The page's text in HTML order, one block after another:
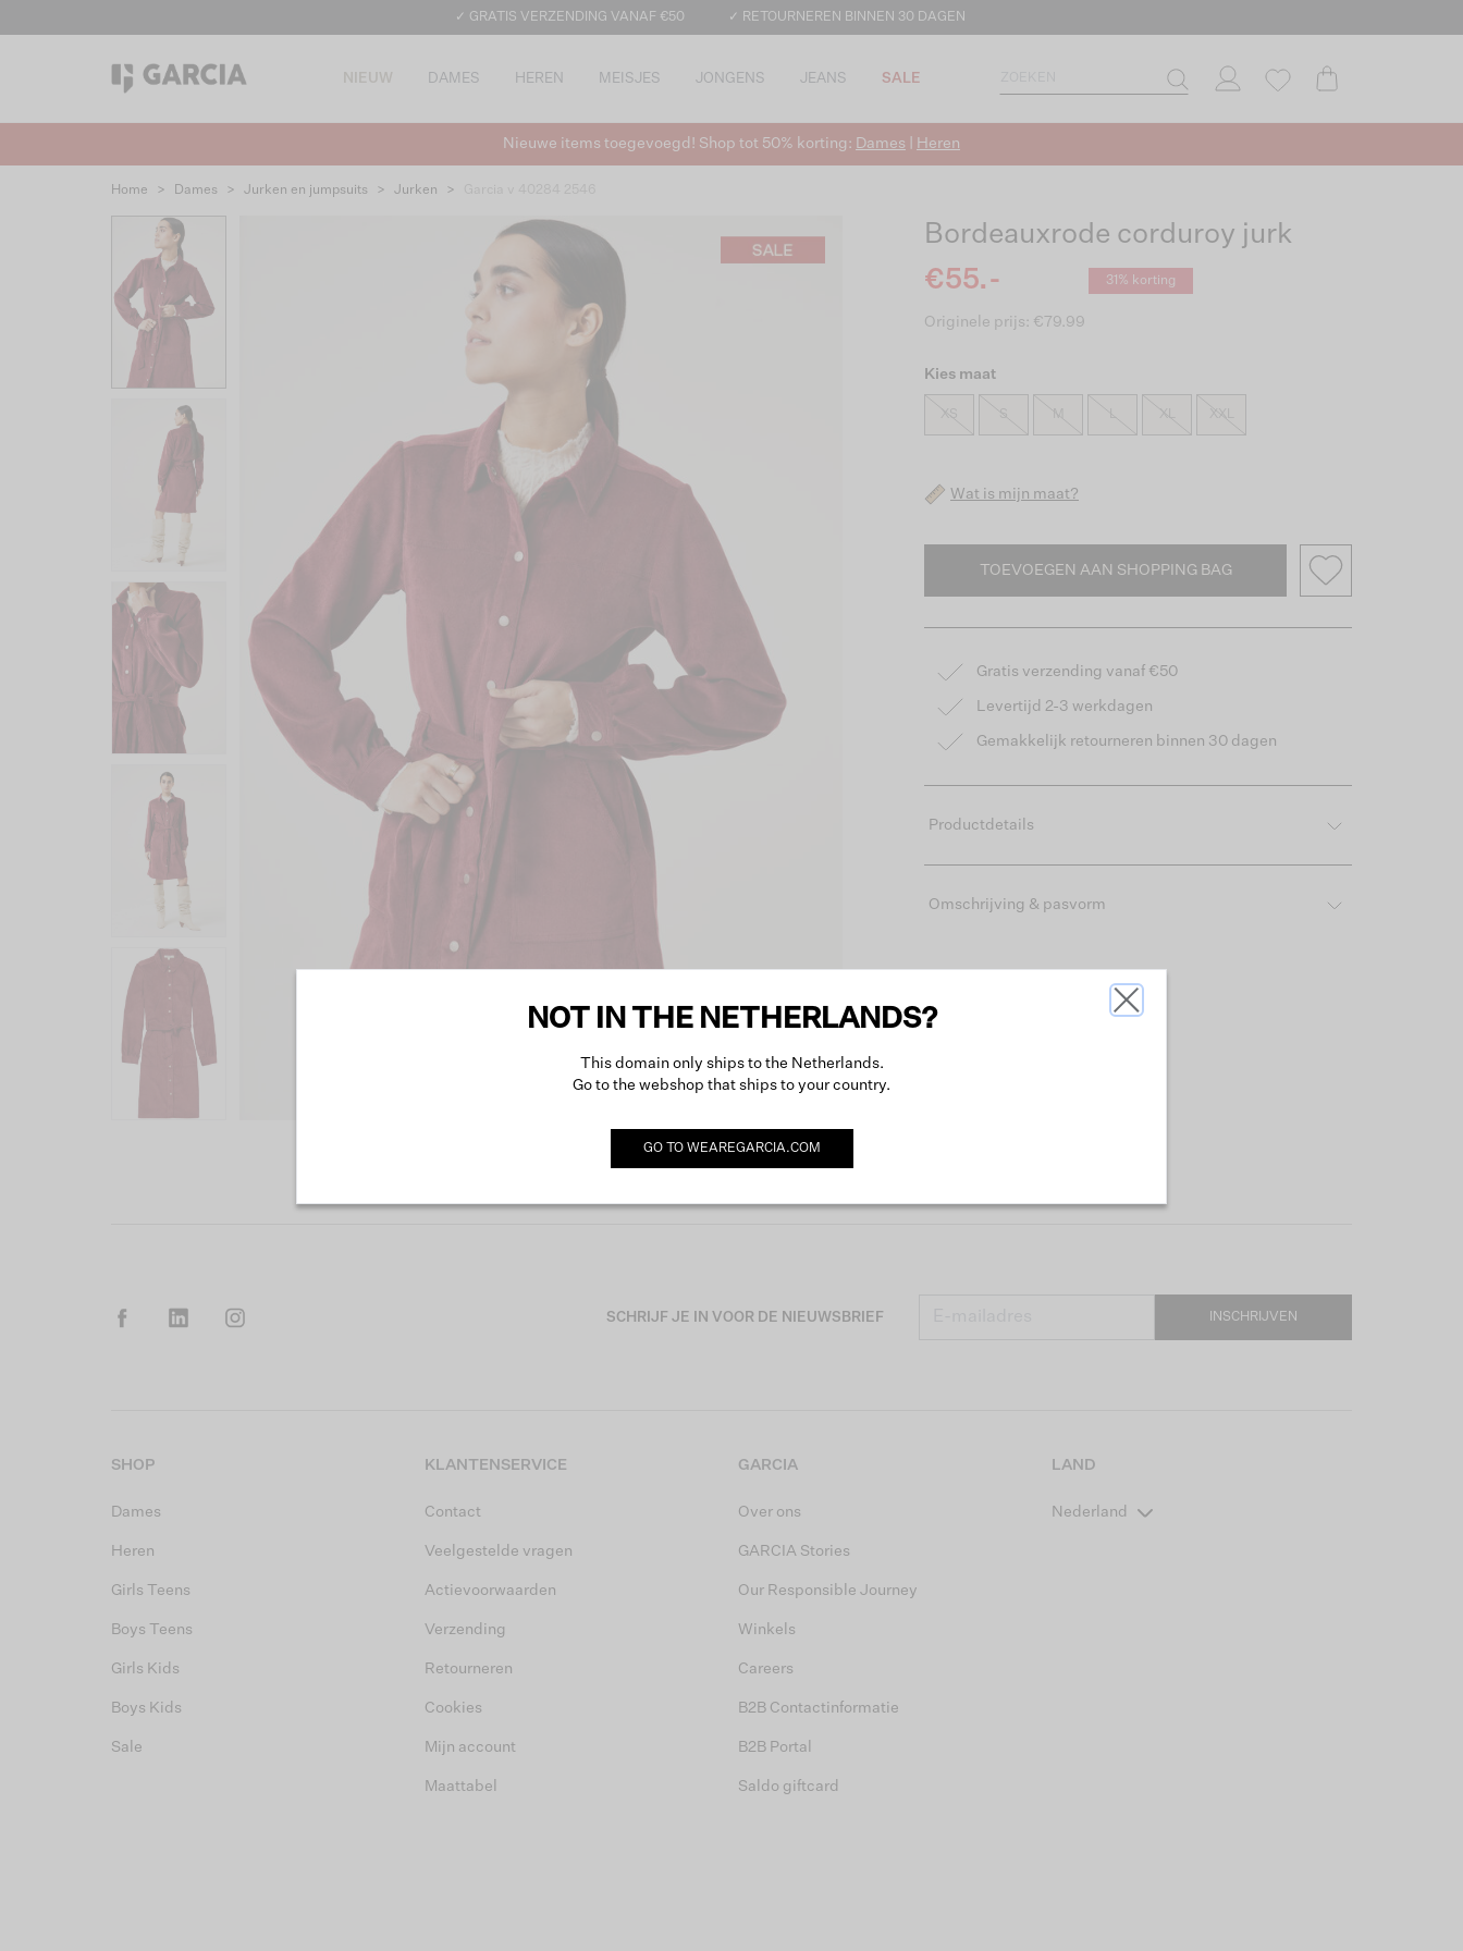
✓ GRATIS VERZENDING VANAF €50 ✓ RETOURNEREN BINNEN 30 DAGEN
NIEUW DAMES HEREN MEISJES JONGENS JEANS SALE
Nieuwe items toegevoegd! Shop tot 50% korting: Dames Heren
Home > Dames > Jurken en jumpsuits > Jurken >
Bordeauxrode corduroy jurk
€55.-
31% korting
Originele prijs: €79.99
Kies maat
XS M XL XXL
Wat is mijn maat?
TOEVOEGEN AAN SHOPPING BAG
Gratis verzending vanaf €50
Levertijd 2-3 werkdagen
Gemakkelijk retourneren binnen 30 dagen
Productdetails
Omschrijving & pasvorm
SCHRIJF JE IN VOOR DE NIEUWSBRIEF INSCHRIJVEN
SHOP
Dames
Heren
Girls Teens
Boys Teens
Girls Kids
Boys Kids
Sale
KLANTENSERVICE
Contact
Veelgestelde vragen
Actievoorwaarden
Verzending
Retourneren
Cookies
Mijn account
Maattabel
GARCIA
Over ons
GARCIA Stories
Our Responsible Journey
Winkels
Careers
B2B Contactinformatie
B2B Portal
Saldo giftcard
LAND
Nederland
NOT IN THE NETHERLANDS?
This domain only ships to the Netherlands.
Go to the webshop that ships to your country.
GO TO WEAREGARCIA.COM